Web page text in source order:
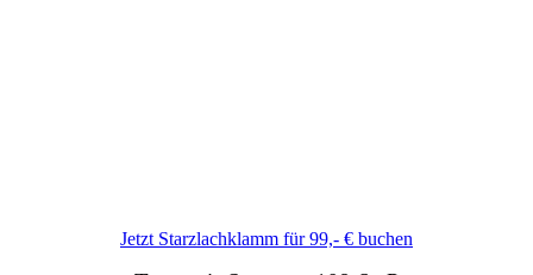
Jetzt Starzlachklamm für 99,- € buchen